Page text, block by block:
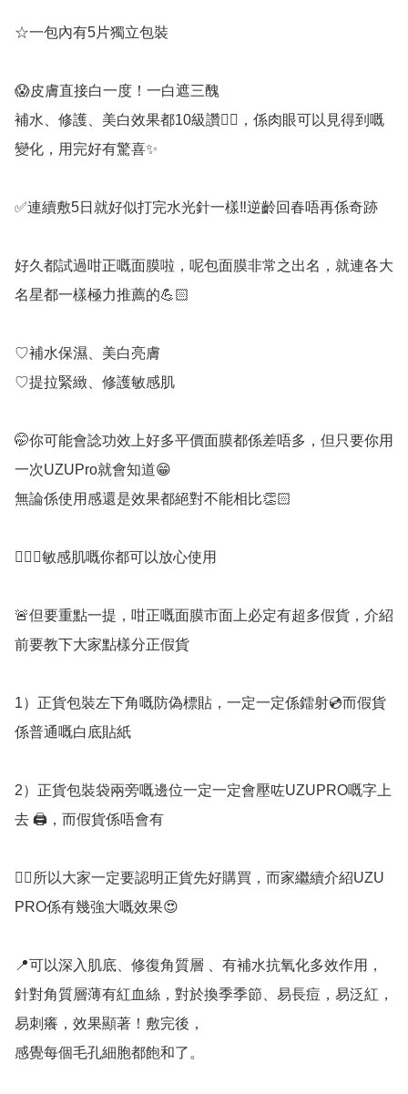
☆一包內有5片獨立包裝
😱皮膚直接白一度！一白遮三醜
補水、修護、美白效果都10級讚👍🏻，係肉眼可以見得到嘅
變化，用完好有驚喜✨
✅連續敷5日就好似打完水光針一樣‼️逆齡回春唔再係奇跡
好久都試過咁正嘅面膜啦，呢包面膜非常之出名，就連各大
名星都一樣極力推薦的💪🏻
♡補水保濕、美白亮膚
♡提拉緊緻、修護敏感肌
🤭你可能會諗功效上好多平價面膜都係差唔多，但只要你用
一次UZUPro就會知道😁
無論係使用感還是效果都絕對不能相比👏🏻
🙋🏻‍♀️敏感肌嘅你都可以放心使用
🚨但要重點一提，咁正嘅面膜市面上必定有超多假貨，介紹
前要教下大家點樣分正假貨
1）正貨包裝左下角嘅防偽標貼，一定一定係鐳射💿而假貨
係普通嘅白底貼紙
2）正貨包裝袋兩旁嘅邊位一定一定會壓咗UZUPRO嘅字上
去 🖨️，而假貨係唔會有
👉🏻所以大家一定要認明正貨先好購買，而家繼續介紹UZU
PRO係有幾強大嘅效果😍
📍可以深‮肌入‬底、修‮層質角復‬ 、有補水抗氧‮作效多化‬用，
針‮質角對‬層薄有‮血紅‬絲，對於換季季節、易長痘，易泛紅，
易刺癢，效果顯著！敷‮後完‬，
感覺每‮細孔毛個‬胞都飽和了。